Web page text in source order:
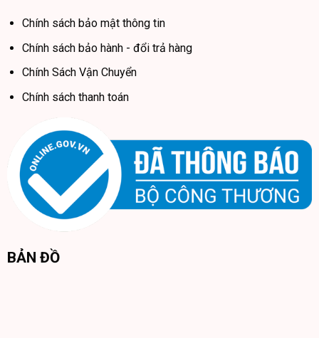
Chính sách bảo mật thông tin
Chính sách bảo hành - đổi trả hàng
Chính Sách Vận Chuyển
Chính sách thanh toán
BẢN ĐỒ